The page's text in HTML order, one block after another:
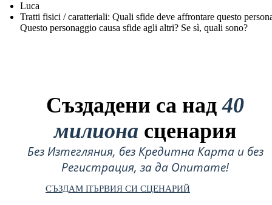
Luca
Tratti fisici / caratteriali: Quali sfide deve affrontare questo
Questo personaggio causa sfide agli altri? Se sì, quali sono?
Създадени са над40
милиона сценария
Без Изтегляния, без Кредитна Карта и без
Регистрация, за да Опитате!
СЪЗДАМ ПЪРВИЯ СИ СЦЕНАРИЙ